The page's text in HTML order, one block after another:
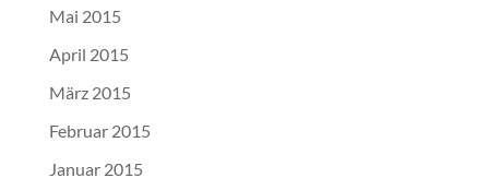
Mai 2015
April 2015
März 2015
Februar 2015
Januar 2015